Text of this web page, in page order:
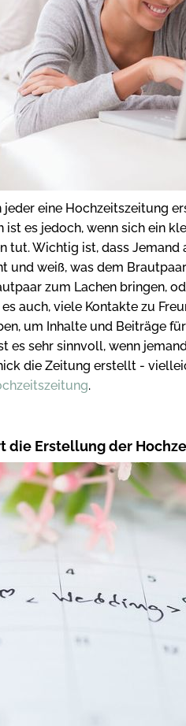
eine Hochzeitszeitung
ist es jedoch, wenn sich ein
tut. Wichtig ist, dass
und weiß, was dem
zum Lachen bringen,
auch, viele Kontakte zu
um Inhalte und Beiträge
es sehr sinnvoll, wenn
die Zeitung erstellt -
.
die Erstellung der